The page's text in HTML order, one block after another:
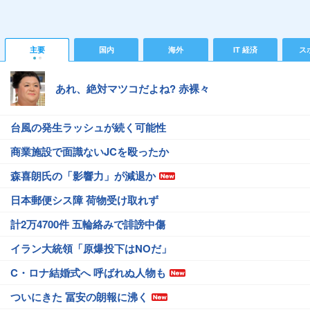
主要 国内 海外 IT 経済 ス
あれ、絶対マツコだよね? 赤裸々
台風の発生ラッシュが続く可能性
商業施設で面識ないJCを殴ったか
森喜朗氏の「影響力」が減退か
日本郵便シス障 荷物受け取れず
計2万4700件 五輪絡みで誹謗中傷
イラン大統領「原爆投下はNOだ」
C・ロナ結婚式へ 呼ばれぬ人物も
ついにきた 冨安の朗報に沸く